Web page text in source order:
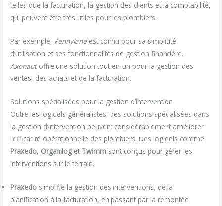
telles que la facturation, la gestion des clients et la comptabilité,
qui peuvent être très utiles pour les plombiers.
Par exemple, Pennylane est connu pour sa simplicité
d’utilisation et ses fonctionnalités de gestion financière.
Axonautoffre une solution tout-en-un pour la gestion des
ventes, des achats et de la facturation.
Solutions spécialisées pour la gestion d’intervention
Outre les logiciels généralistes, des solutions spécialisées dans
la gestion d’intervention peuvent considérablement améliorer
l’efficacité opérationnelle des plombiers. Des logiciels comme
Praxedo, Organiloget Twimm sont conçus pour gérer les
interventions sur le terrain.
Praxedo simplifie la gestion des interventions, de la
planification à la facturation, en passant par la remontée